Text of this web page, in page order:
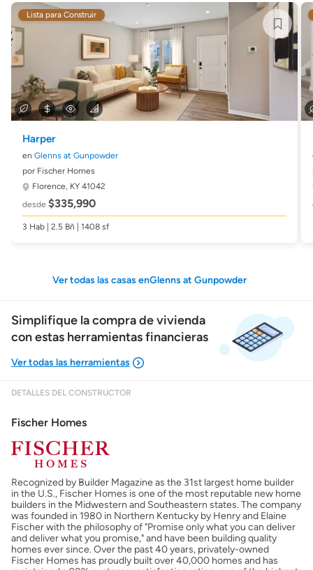
Lista para Construir
Harper
en Glenns at Gunpowder
por Fischer Homes
Florence, KY 41042
desde $335,990
3 Hab | 2.5 Bñ | 1408 sf
Ver todas las casas enGlenns at Gunpowder
Simplifique la compra de vivienda
con estas herramientas financieras
Costos casa nueva vs. usada
Obtener mi puntaje de crédito
Calcular mi hipoteca
Obtener Aprobación Previa
DETALLES DEL CONSTRUCTOR
Fischer Homes
Recognized by Builder Magazine as the 31st largest home builder
in the U.S., Fischer Homes is one of the most reputable new home
builders in the Midwestern and Southeastern states. The company
was founded in 1980 in Northern Kentucky by Henry and Elaine
Fischer with the philosophy of "Promise only what you can deliver
and deliver what you promise," and have been building quality
homes ever since. Over the past 40 years, privately-owned
Fischer Homes has proudly built over 40,000 homes and has